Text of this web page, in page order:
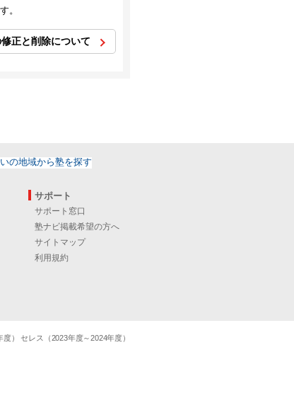
。
正と削除について
サポート
サポート窓口
塾ナビ掲載希望の方へ
サイトマップ
利用規約
） セレス（2023年度～2024年度）